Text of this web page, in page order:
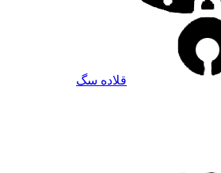
قلاده سگ